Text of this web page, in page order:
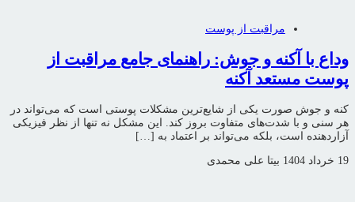
مراقبت از پوست
وداع با آکنه و جوش: راهنمای جامع مراقبت از
پوست مستعد آکنه
کنه و جوش صورت یکی از شایع‌ترین مشکلات پوستی است که می‌تواند در
هر سنی و با شدت‌های متفاوت بروز کند. این مشکل نه تنها از نظر فیزیکی
آزاردهنده است، بلکه می‌تواند بر اعتماد به […]
19 خرداد 1404 بیتا علی محمدی